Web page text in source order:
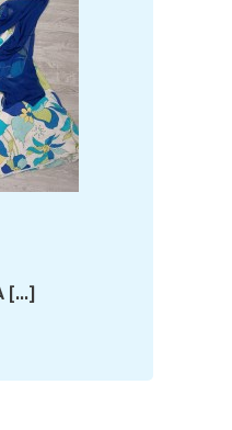
[...]